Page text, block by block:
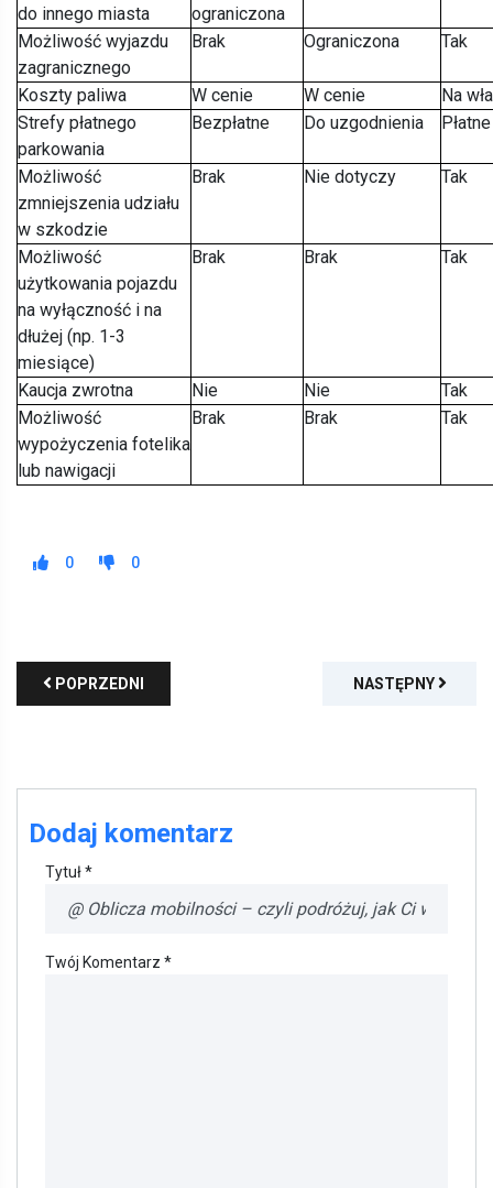
do innego miasta
ograniczona
Możliwość wyjazdu
zagranicznego
Brak Ograniczona Tak
Koszty paliwa W cenie W cenie
Na
Strefy płatnego
parkowania
Bezpłatne Do uzgodnienia Płatne
Możliwość
zmniejszenia udziału
w szkodzie
Brak Nie dotyczy Tak
Możliwość
użytkowania pojazdu
na wyłączność i na
dłużej (np. 1-3
miesiące)
Brak Brak Tak
Kaucja zwrotna Nie Nie
Tak
Możliwość
wypożyczenia fotelika
lub nawigacji
Brak Brak Tak
0 0
POPRZEDNI NASTĘPNY
Dodaj komentarz
Tytuł *
Twój Komentarz *